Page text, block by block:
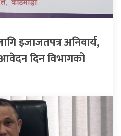
इजाजतपत्र अनिवार्य,
दिन विभागको